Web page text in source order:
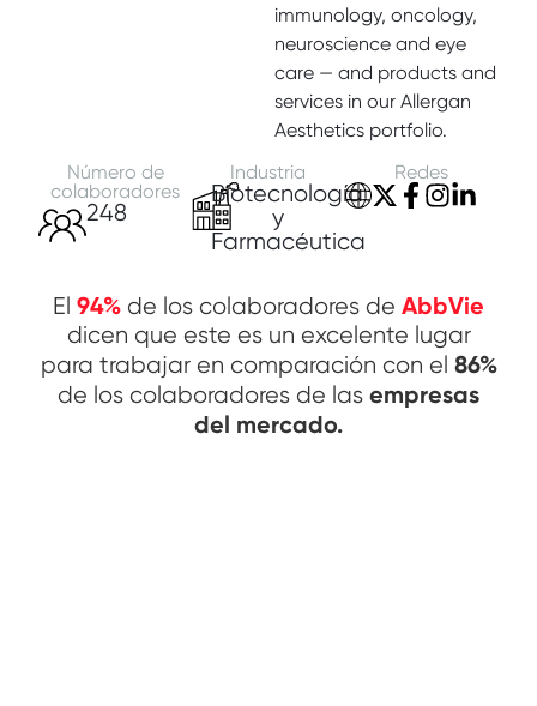
immunology, oncology,
neuroscience and eye
care — and products and
services in our Allergan
Aesthetics portfolio.
Número de
colaboradores
248
Industria
Biotecnología
y
Farmacéutica
Redes
El 94% de los colaboradores de AbbVie
dicen que este es un excelente lugar
para trabajar en comparación con el 86%
de los colaboradores de las empresas
del mercado.